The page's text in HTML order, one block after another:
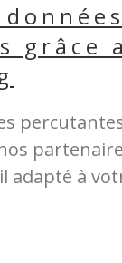
grâce
adapté à